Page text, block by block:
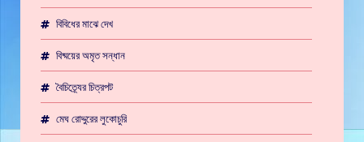
বিবিধের মাঝে দেখ
বিষ্ময়ের অমৃত সন্ধান
বৈচিত্র্যের চিত্রপট
মেঘ রোদ্দুরের লুকোচুরি